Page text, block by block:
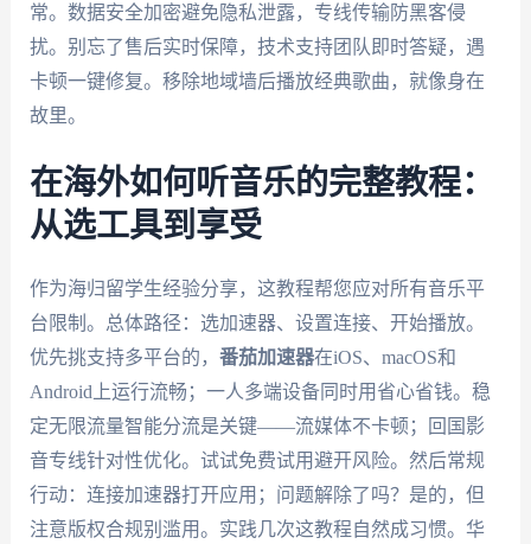
常。数据安全加密避免隐私泄露，专线传输防黑客侵
扰。别忘了售后实时保障，技术支持团队即时答疑，遇
卡顿一键修复。移除地域墙后播放经典歌曲，就像身在
故里。
在海外如何听音乐的完整教程：
从选工具到享受
作为海归留学生经验分享，这教程帮您应对所有音乐平
台限制。总体路径：选加速器、设置连接、开始播放。
优先挑支持多平台的， 番茄加速器在iOS、macOS和
Android上运行流畅；一人多端设备同时用省心省钱。稳
定无限流量智能分流是关键——流媒体不卡顿；回国影
音专线针对性优化。试试免费试用避开风险。然后常规
行动：连接加速器打开应用；问题解除了吗？是的，但
注意版权合规别滥用。实践几次这教程自然成习惯。华